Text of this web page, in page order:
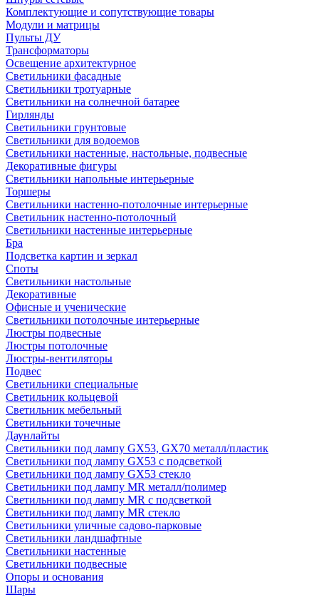
Комплектующие и сопутствующие товары
Модули и матрицы
Пульты ДУ
Трансформаторы
Освещение архитектурное
Светильники фасадные
Светильники тротуарные
Светильники на солнечной батарее
Гирлянды
Светильники грунтовые
Светильники для водоемов
Светильники настенные, настольные, подвесные
Декоративные фигуры
Светильники напольные интерьерные
Торшеры
Светильники настенно-потолочные интерьерные
Светильник настенно-потолочный
Светильники настенные интерьерные
Бра
Подсветка картин и зеркал
Споты
Светильники настольные
Декоративные
Офисные и ученические
Светильники потолочные интерьерные
Люстры подвесные
Люстры потолочные
Люстры-вентиляторы
Подвес
Светильники специальные
Светильник кольцевой
Светильник мебельный
Светильники точечные
Даунлайты
Светильники под лампу GX53, GX70 металл/пластик
Светильники под лампу GX53 с подсветкой
Светильники под лампу GX53 стекло
Светильники под лампу MR металл/полимер
Светильники под лампу MR с подсветкой
Светильники под лампу MR стекло
Светильники уличные садово-парковые
Светильники ландшафтные
Светильники настенные
Светильники подвесные
Опоры и основания
Шары